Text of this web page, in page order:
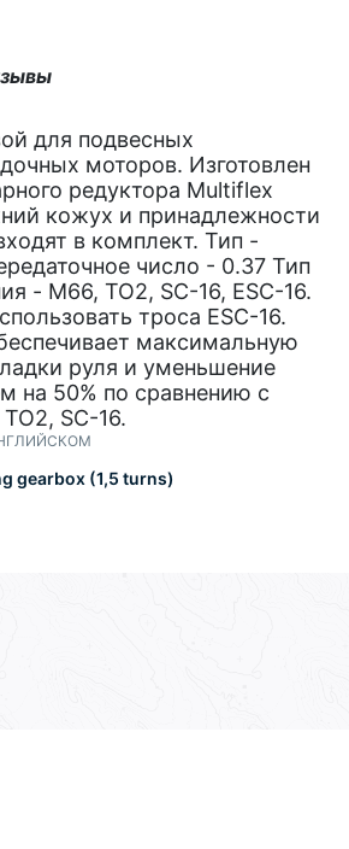
gearbox (1,5 turns)
для подвесных
моторов. Изготовлен
редуктора Multiflex
кожух и принадлежности
в комплект. Тип -
число - 0.37 Тип
- M66, TO2, SC-16, ESC-16.
троса ESC-16.
максимальную
руля и уменьшение
на 50% по сравнению с
SC-16.